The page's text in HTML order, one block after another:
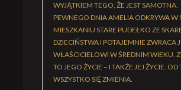
WYJĄTKIEM TEGO, ŻE JEST SAMOTNA.
PEWNEGO DNIA AMELIA ODKRYWA W
MIESZKANIU STARE PUDEŁKO ZE
DZIECIŃSTWA I POTAJEMNIE ZWRACA
WŁAŚCICIELOWI W ŚREDNIM WIEKU.
TO JEGO ŻYCIE – I TAKŻE JEJ ŻYCIE. OD
WSZYSTKO SIĘ ZMIENIA.